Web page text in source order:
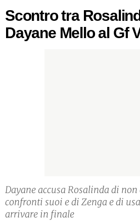
Scontro tra
Dayane Mello al Gf
Dayane accusa Rosalinda di non
confronti suoi e di Zenga e di
arrivare in finale